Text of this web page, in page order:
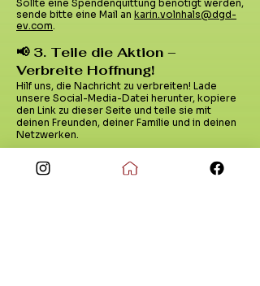
Sollte eine Spendenquittung benötigt werden,
sende bitte eine Mail an karin.volnhals@dgd-
ev.com.
📢 3. Teile die Aktion –
Verbreite Hoffnung!
Hilf uns, die Nachricht zu verbreiten! Lade
unsere Social-Media-Datei herunter, kopiere
den Link zu dieser Seite und teile sie mit
deinen Freunden, deiner Familie und in deinen
Netzwerken.
Datei anklicken und
downloaden: